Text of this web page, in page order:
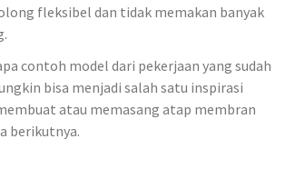
fleksibel dan tidak memakan banyak
contoh model dari pekerjaan yang sudah
bisa menjadi salah satu inspirasi
atau memasang atap membran
berikutnya.